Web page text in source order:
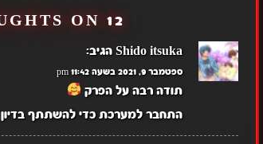
12 THOUGHTS ON “
Shido itsuka הגיב:
ספטמבר 9, 2021 בשעה 11:42 pm
תודה רבה על הפרק
התחבר למערכת כדי להשתתף בדיון